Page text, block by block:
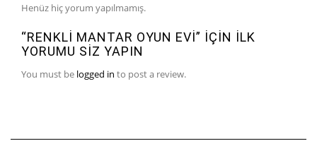
Henüz hiç yorum yapılmamış.
“RENKLI MANTAR OYUN EVI” IÇIN ILK
YORUMU SIZ YAPIN
You must be logged in to post a review.